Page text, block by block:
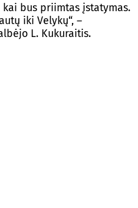
kai bus priimtas įstatymas.
iki Velykų“, –
L. Kukuraitis.